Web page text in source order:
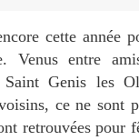
cette année
Venus entre
Saint Genis les
ce ne sont
retrouvées pour